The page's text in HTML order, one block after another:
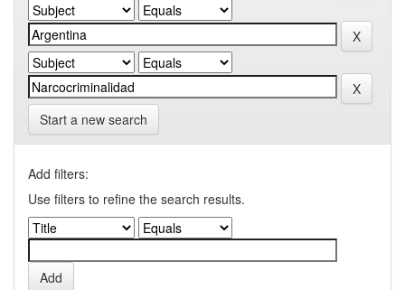
Start a new search
Add filters:
Use filters to refine the search results.